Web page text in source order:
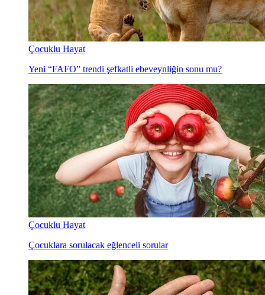
Çocuklu Hayat
Yeni “FAFO” trendi şefkatli ebeveynliğin sonu mu?
Çocuklu Hayat
Çocuklara sorulacak eğlenceli sorular